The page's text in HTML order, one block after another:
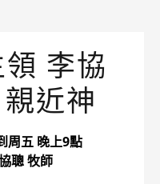
李協
近神
周五 晚上9點
聰 牧師